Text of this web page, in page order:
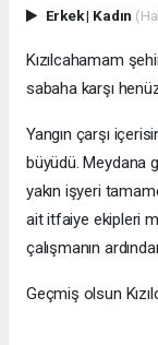
Erkek| Kadın
Kızılcahamam
sabaha karşı
Yangın çarşı
büyüdü. Meydana
yakın işyeri
ait itfaiye ekipleri
çalışmanın
Geçmiş olsun